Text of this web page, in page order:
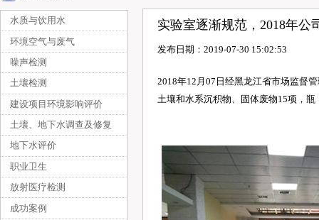
水质与饮用水
环境空气与废气
噪声检测
土壤检测
建设项目环境影响评价
土壤、地下水调查及修复
地下水评价
职业卫生
放射医疗检测
成功案例
实验室逐渐规范，2018年公
发布日期：2019-07-30 15:02:53
2018年12月07日经黑龙江省市场监督
土壤和水系沉积物、固体废物15项，